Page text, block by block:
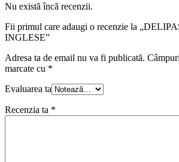
Nu există încă recenzii.
Fii primul care adaugi o recenzie la
INGLESE”
Adresa ta de email nu va fi publicată.
marcate cu *
Evaluarea ta
Recenzia ta *